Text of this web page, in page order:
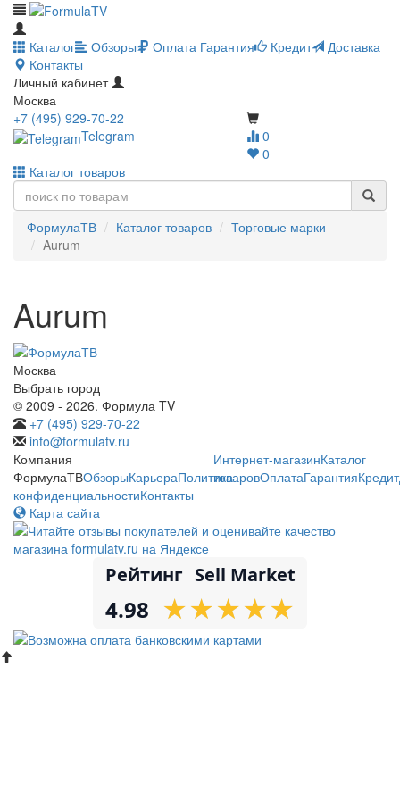
Каталог Обзоры Оплата Гарантия Кредит
Доставка
Контакты
Личный кабинет
Москва
0
0
+7 (495) 929-70-22
Telegram
Каталог товаров
ФормулаТВ Каталог товаров
Торговые марки
Aurum
Aurum
Москва
Выбрать город
© 2009 - 2026. Формула TV
+7 (495) 929-70-22
info@formulatv.ru
Компания
ФормулаТВОбзорыКарьераПолитика
конфиденциальностиКонтакты
Интернет-магазинКаталог
товаровОплатаГарантияКредит
Карта сайта
Рейтинг Sell Market
4.98 ★
★★
★★
★★
★★
★